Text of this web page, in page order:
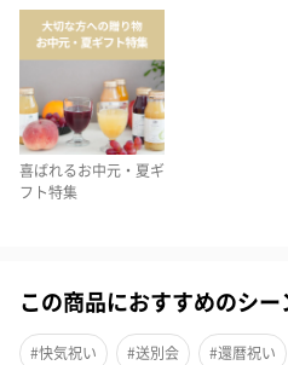
人気のクロワッサンラスクとステ
る豪華なギフトセット。
パーティなどのお土産にもおすすめ
1つ1つ丁寧に手作り
商品は全て個包装されています。
ージを開けた瞬間に幸せな気持ちに
喜ばれるお中元・夏ギ
フト特集
この商品におすすめのシー
#快気祝い #送別会 #還暦祝い